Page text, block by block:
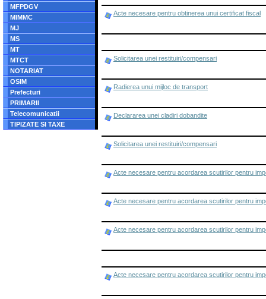
MFPDGV
MIMMC
MJ
MS
MT
MTCT
NOTARIAT
OSIM
Prefecturi
PRIMARII
Telecomunicatii
TIPIZATE SI TAXE
Acte necesare pentru obtinerea unui certificat fiscal
Solicitarea unei restituiri/compensari
Radierea unui mijloc de transport
Declararea unei cladiri dobandite
Solicitarea unei restituiri/compensari
Acte necesare pentru acordarea scutirilor pentru
Acte necesare pentru acordarea scutirilor pentru
Acte necesare pentru acordarea scutirilor pentru
Acte necesare pentru acordarea scutirilor pentru